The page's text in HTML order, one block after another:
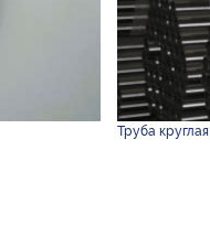
Труба